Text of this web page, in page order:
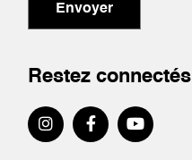
Envoyer
Restez connectés